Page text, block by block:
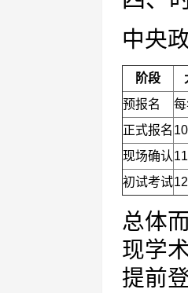
中央
阶段
预报名
正式报名
现场确认
初试考试
总体
现学
提前